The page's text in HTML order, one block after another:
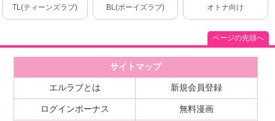
TL(ティーンズラブ) BL(ボーイズラブ) オトナ向け
ページの先頭へ
サイトマップ
エルラブとは 新規会員登録
ログインボーナス 無料漫画